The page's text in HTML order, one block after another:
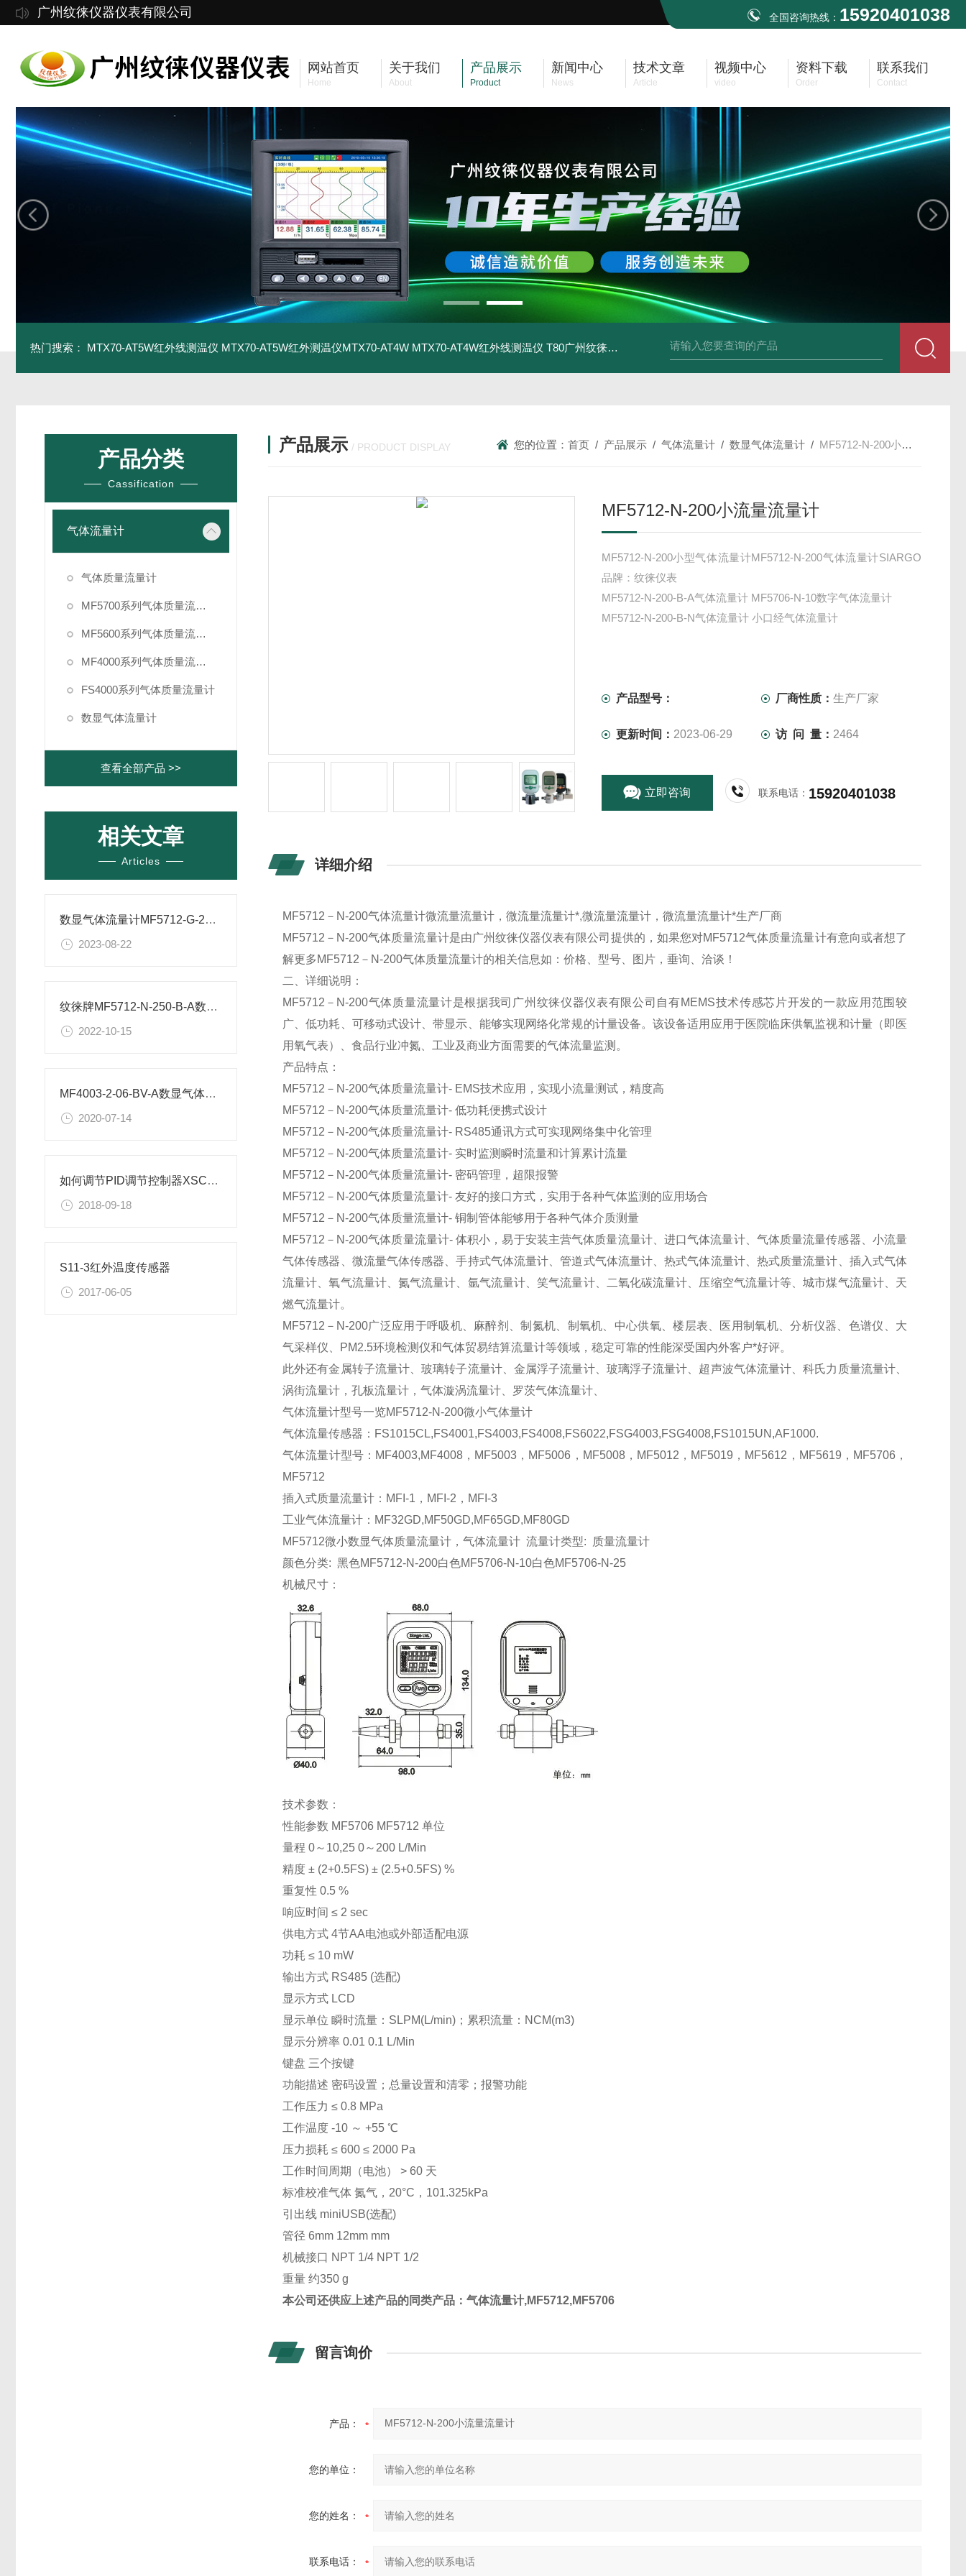
广州纹徕仪器仪表有限公司 全国咨询热线： 15920401038
网站首页
Home
关于我们
About
产品展示
Product
新闻中心
News
技术文章
Article
视频中心
video
资料下载
Order
联系我们
Contact
热门搜索： MTX70-AT5W红外线测温仪 MTX70-AT5W红外测温仪MTX70-AT4W MTX70-AT4W红外线测温仪 T80广州纹徕光柱测控仪WK-S803-82-23-2H/2L-P厂家 积算仪DIF-XSR32FC-
产品分类
Cassification
气体流量计
气体质量流量计
MF5700系列气体质量流量计
MF5600系列气体质量流量计
MF4000系列气体质量流量计
FS4000系列气体质量流量计
数显气体流量计
查看全部产品 >>
相关文章
Articles
数显气体流量计MF5712-G-250-B-A有什么参数
2023-08-22
纹徕牌MF5712-N-250-B-A数显气体流量计工作原理
2022-10-15
MF4003-2-06-BV-A数显气体流量计尺寸
2020-07-14
如何调节PID调节控制器XSC8-AHIT2CA1B1V0参数
2018-09-18
S11-3红外温度传感器
2017-06-05
产品展示 / PRODUCT DISPLAY 您的位置：首页 / 产品展示 /气体流量计 /数显气体流量计 / MF5712-N-200小流量流量计
MF5712-N-200小流量流量计
MF5712-N-200小型气体流量计MF5712-N-200气体流量计SIARGO
品牌：纹徕仪表
MF5712-N-200-B-A气体流量计 MF5706-N-10数字气体流量计
MF5712-N-200-B-N气体流量计 小口经气体流量计
产品型号： 厂商性质：生产厂家
更新时间： 2023-06-29 访 问 量： 2464
立即咨询 联系电话： 15920401038
详细介绍
MF5712－N-200气体流量计微流量流量计，微流量流量计*,微流量流量计，微流量流量计*生产厂商
MF5712－N-200气体质量流量计是由广州纹徕仪器仪表有限公司提供的，如果您对MF5712气体质量流量计有意向或者想了
解更多MF5712－N-200气体质量流量计的相关信息如：价格、型号、图片，垂询、洽谈！
二、详细说明：
MF5712－N-200气体质量流量计是根据我司广州纹徕仪器仪表有限公司自有MEMS技术传感芯片开发的一款应用范围较
广、低功耗、可移动式设计、带显示、能够实现网络化常规的计量设备。该设备适用应用于医院临床供氧监视和计量（即医
用氧气表）、食品行业冲氮、工业及商业方面需要的气体流量监测。
产品特点：
MF5712－N-200气体质量流量计- EMS技术应用，实现小流量测试，精度高
MF5712－N-200气体质量流量计- 低功耗便携式设计
MF5712－N-200气体质量流量计- RS485通讯方式可实现网络集中化管理
MF5712－N-200气体质量流量计- 实时监测瞬时流量和计算累计流量
MF5712－N-200气体质量流量计- 密码管理，超限报警
MF5712－N-200气体质量流量计- 友好的接口方式，实用于各种气体监测的应用场合
MF5712－N-200气体质量流量计- 铜制管体能够用于各种气体介质测量
MF5712－N-200气体质量流量计- 体积小，易于安装主营气体质量流量计、进口气体流量计、气体质量流量传感器、小流量
气体传感器、微流量气体传感器、手持式气体流量计、管道式气体流量计、热式气体流量计、热式质量流量计、插入式气体
流量计、氧气流量计、氮气流量计、氩气流量计、笑气流量计、二氧化碳流量计、压缩空气流量计等、城市煤气流量计、天
燃气流量计。
MF5712－N-200广泛应用于呼吸机、麻醉剂、制氮机、制氧机、中心供氧、楼层表、医用制氧机、分析仪器、色谱仪、大
气采样仪、PM2.5环境检测仪和气体贸易结算流量计等领域，稳定可靠的性能深受国内外客户*好评。
此外还有金属转子流量计、玻璃转子流量计、金属浮子流量计、玻璃浮子流量计、超声波气体流量计、科氏力质量流量计、
涡街流量计，孔板流量计，气体漩涡流量计、罗茨气体流量计、
气体流量计型号一览MF5712-N-200微小气体量计
气体流量传感器：FS1015CL,FS4001,FS4003,FS4008,FS6022,FSG4003,FSG4008,FS1015UN,AF1000.
气体流量计型号：MF4003,MF4008，MF5003，MF5006，MF5008，MF5012，MF5019，MF5612，MF5619，MF5706，
MF5712
插入式质量流量计：MFI-1，MFI-2，MFI-3
工业气体流量计：MF32GD,MF50GD,MF65GD,MF80GD
MF5712微小数显气体质量流量计，气体流量计 流量计类型: 质量流量计
颜色分类: 黑色MF5712-N-200白色MF5706-N-10白色MF5706-N-25
机械尺寸：
技术参数：
性能参数 MF5706 MF5712 单位
量程 0～10,25 0～200 L/Min
精度 ± (2+0.5FS) ± (2.5+0.5FS) %
重复性 0.5 %
响应时间 ≤ 2 sec
供电方式 4节AA电池或外部适配电源
功耗 ≤ 10 mW
输出方式 RS485 (选配)
显示方式 LCD
显示单位 瞬时流量：SLPM(L/min)；累积流量：NCM(m3)
显示分辨率 0.01 0.1 L/Min
键盘 三个按键
功能描述 密码设置；总量设置和清零；报警功能
工作压力 ≤ 0.8 MPa
工作温度 -10 ～ +55 ℃
压力损耗 ≤ 600 ≤ 2000 Pa
工作时间周期（电池） > 60 天
标准校准气体 氮气，20°C，101.325kPa
引出线 miniUSB(选配)
管径 6mm 12mm mm
机械接口 NPT 1/4 NPT 1/2
重量 约350 g
本公司还供应上述产品的同类产品：气体流量计,MF5712,MF5706
留言询价
产品：
您的单位：
您的姓名：
联系电话：